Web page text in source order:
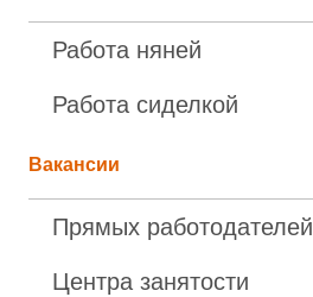
Работа няней
Работа сиделкой
Вакансии
Прямых работодателей
Центра занятости